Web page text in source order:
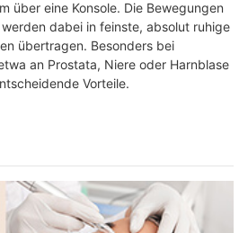
über eine Konsole. Die Bewegungen
dabei in feinste, absolut ruhige
übertragen. Besonders bei
an Prostata, Niere oder Harnblase
Vorteile.